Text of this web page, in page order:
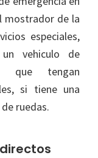
mostrador de la
especiales,
vehiculo de
que tengan
si tiene una
ruedas.